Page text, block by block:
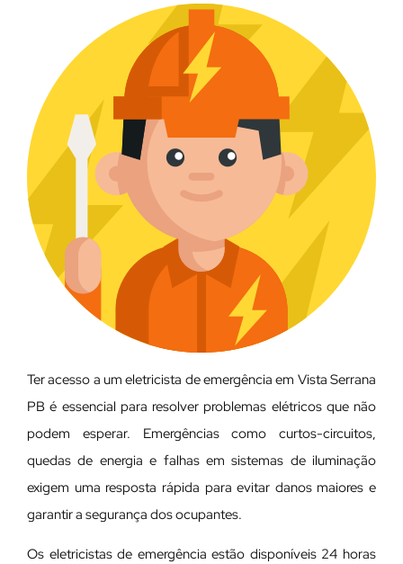
Ter acesso a um eletricista de emergência em Vista Serrana
PB é essencial para resolver problemas elétricos que não
podem esperar. Emergências como curtos-circuitos,
quedas de energia e falhas em sistemas de iluminação
exigem uma resposta rápida para evitar danos maiores e
garantir a segurança dos ocupantes.
Os eletricistas de emergência estão disponíveis 24 horas